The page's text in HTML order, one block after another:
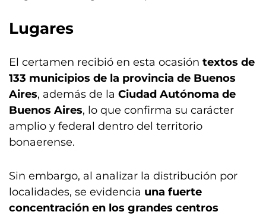
Lugares
El certamen recibió en esta ocasión textos de
133 municipios de la provincia de Buenos
Aires, además de la Ciudad Autónoma de
Buenos Aires, lo que confirma su carácter
amplio y federal dentro del territorio
bonaerense.
Sin embargo, al analizar la distribución por
localidades, se evidencia una fuerte
concentración en los grandes centros